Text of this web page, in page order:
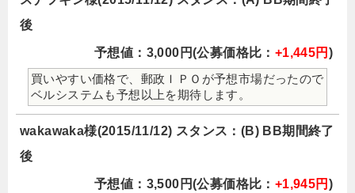
後
予想値：3,000円(公募価格比： +1,445円 )
買いやすい価格で、郵政ＩＰＯが予想市場だったので
ベルシステムも予想以上を期待します。
wakawaka様(2015/11/12) スタンス：(B) BB期間終了
後
予想値：3,500円(公募価格比： +1,945円 )